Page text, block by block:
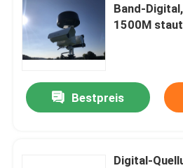
Band-
1500M staut
Bestpreis
Digital-